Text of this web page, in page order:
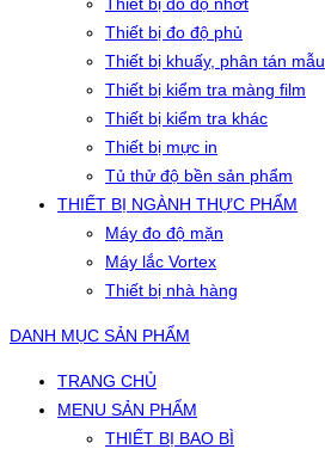
Thiết bị đo độ phủ
Thiết bị khuấy, phân tán mẫu
Thiết bị kiểm tra màng film
Thiết bị kiểm tra khác
Thiết bị mực in
Tủ thử độ bền sản phẩm
THIẾT BỊ NGÀNH THỰC PHẨM
Máy đo độ mặn
Máy lắc Vortex
Thiết bị nhà hàng
DANH MỤC SẢN PHẨM
TRANG CHỦ
MENU SẢN PHẨM
THIẾT BỊ BAO BÌ